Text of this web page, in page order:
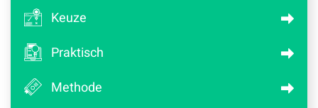
Keuze
Praktisch
Methode